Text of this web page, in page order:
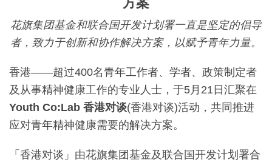
花旗集团基金和联合国开发计划署一直是坚定的倡导
者，致力于创新和协作解决方案，以赋予青年力量。
香港——超过400名青年工作者、学者、政策制定者
及从事精神健康工作的专业人士，于5月21日汇聚在
Youth Co:Lab 香港对谈(香港对谈)活动，共同推进
应对青年精神健康需要的解决方案。
「香港对谈」由花旗集团基金及联合国开发计划署合